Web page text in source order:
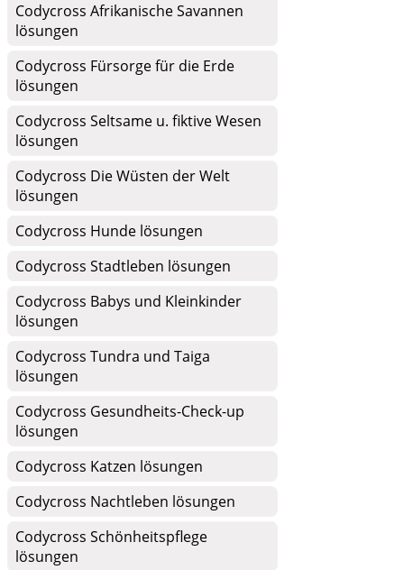
Codycross Afrikanische Savannen
lösungen
Codycross Fürsorge für die Erde
lösungen
Codycross Seltsame u. fiktive Wesen
lösungen
Codycross Die Wüsten der Welt
lösungen
Codycross Hunde lösungen
Codycross Stadtleben lösungen
Codycross Babys und Kleinkinder
lösungen
Codycross Tundra und Taiga
lösungen
Codycross Gesundheits-Check-up
lösungen
Codycross Katzen lösungen
Codycross Nachtleben lösungen
Codycross Schönheitspflege
lösungen